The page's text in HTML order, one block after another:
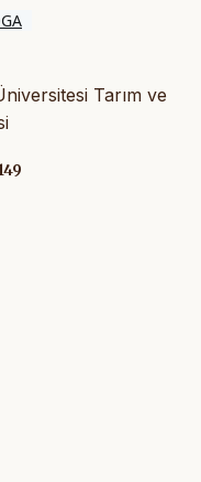
Tarım ve